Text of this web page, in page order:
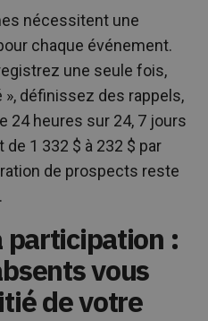
nécessitent une
chaque événement.
une seule fois,
définissez des rappels,
24 heures sur 24, 7 jours
1 332 $ à 232 $ par
de prospects reste
participation :
vous
de votre